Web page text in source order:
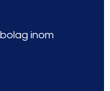
inom